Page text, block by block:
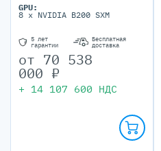
GPU:
8 x NVIDIA B200 SXM
5 лет
гарантии
Бесплатная
доставка
от 70 538
000 ₽
+ 14 107 600 НДС